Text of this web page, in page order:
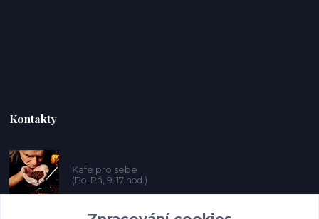
Kontakty
Kafe pro sebe
(Po-Pá, 9-17 hod.)